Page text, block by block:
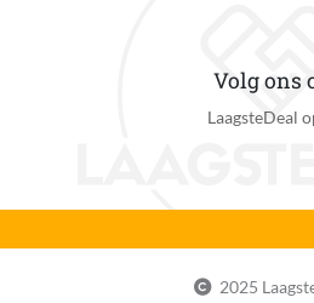
Volg ons
LaagsteDeal
2025